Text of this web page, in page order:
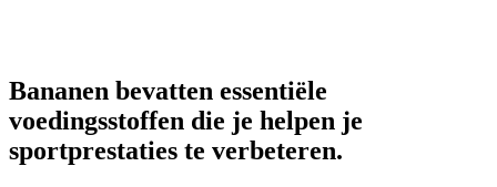
Bananen bevatten essentiële
voedingsstoffen die je helpen je
sportprestaties te verbeteren.